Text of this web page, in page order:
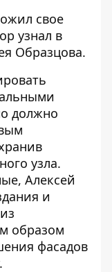
свое
узнал в
Образцова.
должно
узла.
Алексей
и
образом
фасадов